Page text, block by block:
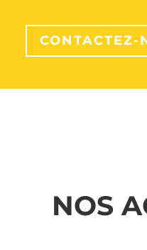
CONTACTEZ-
NOS